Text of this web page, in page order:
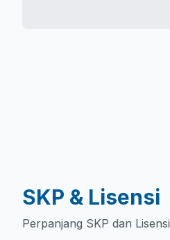
SKP & Lisensi
Perpanjang SKP dan